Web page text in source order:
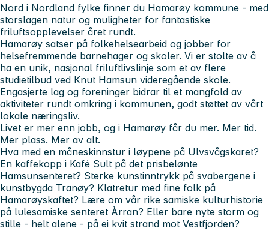
Nord i Nordland fylke finner du Hamarøy kommune - med
storslagen natur og muligheter for fantastiske
friluftsopplevelser året rundt.
Hamarøy satser på folkehelsearbeid og jobber for
helsefremmende barnehager og skoler. Vi er stolte av å
ha en unik, nasjonal friluftlivslinje som et av flere
studietilbud ved Knut Hamsun videregående skole.
Engasjerte lag og foreninger bidrar til et mangfold av
aktiviteter rundt omkring i kommunen, godt støttet av vårt
lokale næringsliv.
Livet er mer enn jobb, og i Hamarøy får du mer. Mer tid.
Mer plass. Mer av alt.
Hva med en måneskinnstur i løypene på Ulvsvågskaret?
En kaffekopp i Kafé Sult på det prisbelønte
Hamsunsenteret? Sterke kunstinntrykk på svabergene i
kunstbygda Tranøy? Klatretur med fine folk på
Hamarøyskaftet? Lære om vår rike samiske kulturhistorie
på lulesamiske senteret Àrran? Eller bare nyte storm og
stille - helt alene - på ei kvit strand mot Vestfjorden?